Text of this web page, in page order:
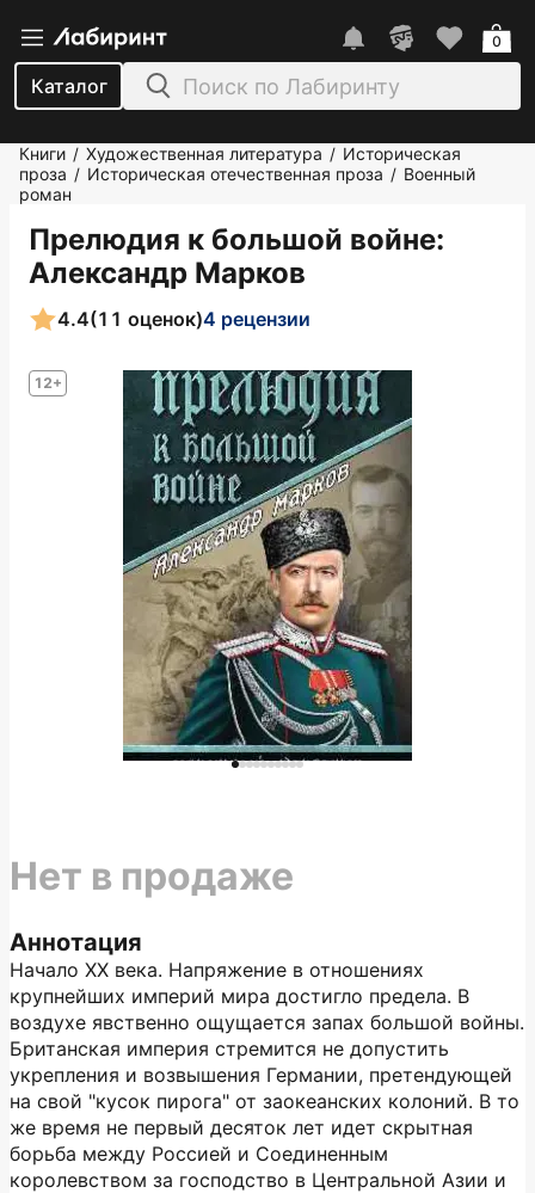
Каталог
0
Книги / Художественная литература / Историческая
проза / Историческая отечественная проза / Военный
роман
Прелюдия к большой войне:
Александр Марков
12+
4.4(11 оценок)4 рецензии
Аннотация
Начало XX века. Напряжение в отношениях
крупнейших империй мира достигло предела. В
воздухе явственно ощущается запах большой войны.
Британская империя стремится не допустить
укрепления и возвышения Германии, претендующей
на свой "кусок пирога" от заокеанских колоний. В то
же время не первый десяток лет идет скрытная
борьба между Россией и Соединенным
королевством за господство в Центральной Азии и
Нет в продаже